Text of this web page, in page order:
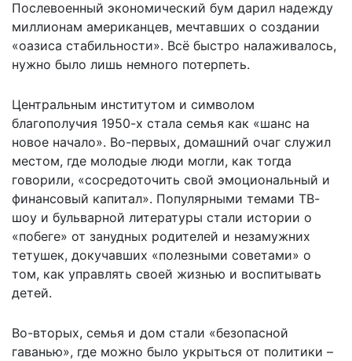
Послевоенный экономический бум дарил надежду
миллионам американцев, мечтавших о создании
«оазиса стабильности». Всё быстро налаживалось,
нужно было лишь немного потерпеть.
Центральным институтом и символом
благополучия 1950-х стала семья как «шанс на
новое начало». Во-первых, домашний очаг служил
местом, где молодые люди могли, как тогда
говорили, «сосредоточить свой эмоциональный и
финансовый капитал». Популярными темами ТВ-
шоу и бульварной литературы стали истории о
«побеге» от занудных родителей и незамужних
тетушек, докучавших «полезными советами» о
том, как управлять своей жизнью и воспитывать
детей.
Во-вторых, семья и дом стали «безопасной
гаванью», где можно было укрыться от политики –